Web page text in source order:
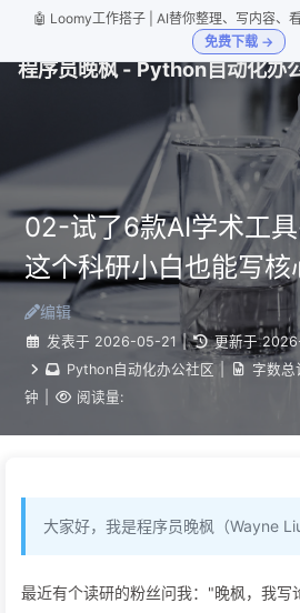
🤖 Loomy工作搭子 | AI替你整理、写内容、
免费下载 →
程序员晚枫 - Python自动化办
02-试了6款AI学术工
这个科研小白也能写核
编辑
发表于 2026-05-21 | 更新于
Python自动化办公社区
字数总
钟
阅读量:
大家好，我是程序员晚枫（Wayne Liu
最近有个读研的粉丝问我："晚枫，我写